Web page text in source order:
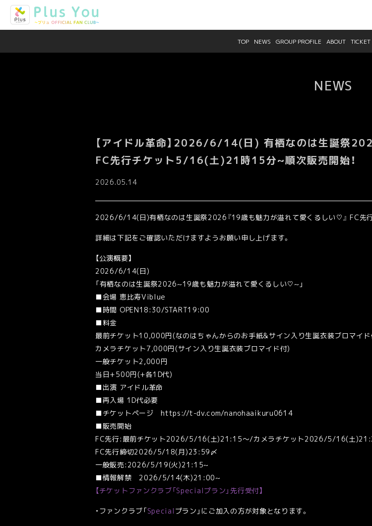
TOP NEWS GROUP PROFILE ABOUT TICKET
NEWS
【アイドル革命】2026/6/14(日) 有栖なのは生誕祭
FC先行チケット5/16(土)21時15分~順次販売開始！
2026.05.14
2026/6/14(日)有栖なのは生誕祭2026『19歳も魅力が溢れて愛くるしい♡』 FC先行
詳細は下記をご確認いただけますようお願い申し上げます。
【公演概要】
2026/6/14(日)
「有栖なのは生誕祭2026~19歳も魅力が溢れて愛くるしい♡~」
■会場 恵比寿Viblue
■時間 OPEN18:30/START19:00
■料金
最前チケット10,000円(なのはちゃんからのお手紙&サイン入り生誕衣装ブロマイド
カメラチケット7,000円(サイン入り生誕衣装ブロマイド付)
一般チケット2,000円
当日+500円(+各1D代)
■出演 アイドル革命
■再入場 1D代必要
■チケットページ https://t-dv.com/nanohaaikuru0614
■販売開始
FC先行:最前チケット2026/5/16(土)21:15～/カメラチケット2026/5/16(土
FC先行締切2026/5/18(月)23:59〆
一般販売:2026/5/19(火)21:15~
■情報解禁 2026/5/14(木)21:00~
【チケットファンクラブ「Specialプラン」先行受付】
・ファンクラブ「Special プラン」にご加入の方が対象となります。